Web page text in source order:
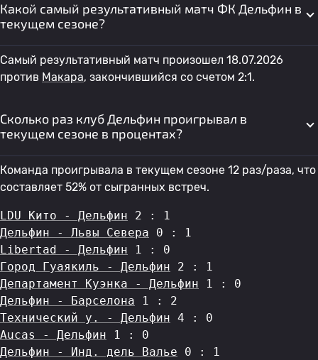
Какой самый результативный матч ФК Дельфин в
текущем сезоне?
Самый результативный матч произошел 18.07.2026
против Макара, закончившийся со счетом 2:1.
Сколько раз клуб Дельфин проигрывал в
текущем сезоне в процентах?
Команда проигрывала в текущем сезоне 12 раз/раза, что
составляет 52% от сыгранных встреч.
LDU Кито - Дельфин 2 : 1
Дельфин - Львы Севера 0 : 1
Libertad - Дельфин 1 : 0
Город Гуаякиль - Дельфин 2 : 1
Департамент Куэнка - Дельфин 1 : 0
Дельфин - Барселона 1 : 2
Технический у. - Дельфин 4 : 0
Aucas - Дельфин 1 : 0
Дельфин - Инд. дель Валье 0 : 1